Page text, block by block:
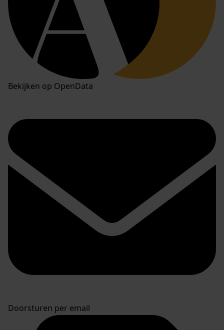
Bekijken op OpenData
Doorsturen per email